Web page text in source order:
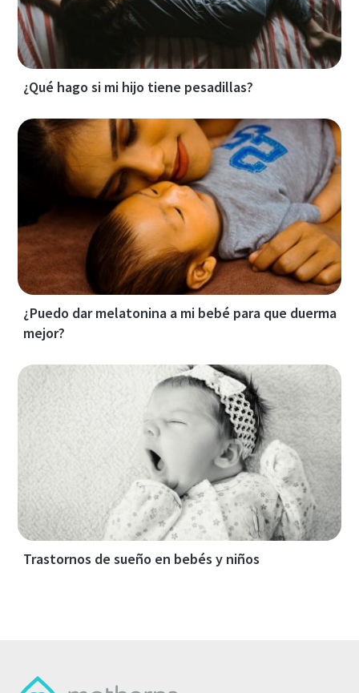
¿Qué hago si mi hijo tiene pesadillas?
¿Puedo dar melatonina a mi bebé para que duerma
mejor?
Trastornos de sueño en bebés y niños